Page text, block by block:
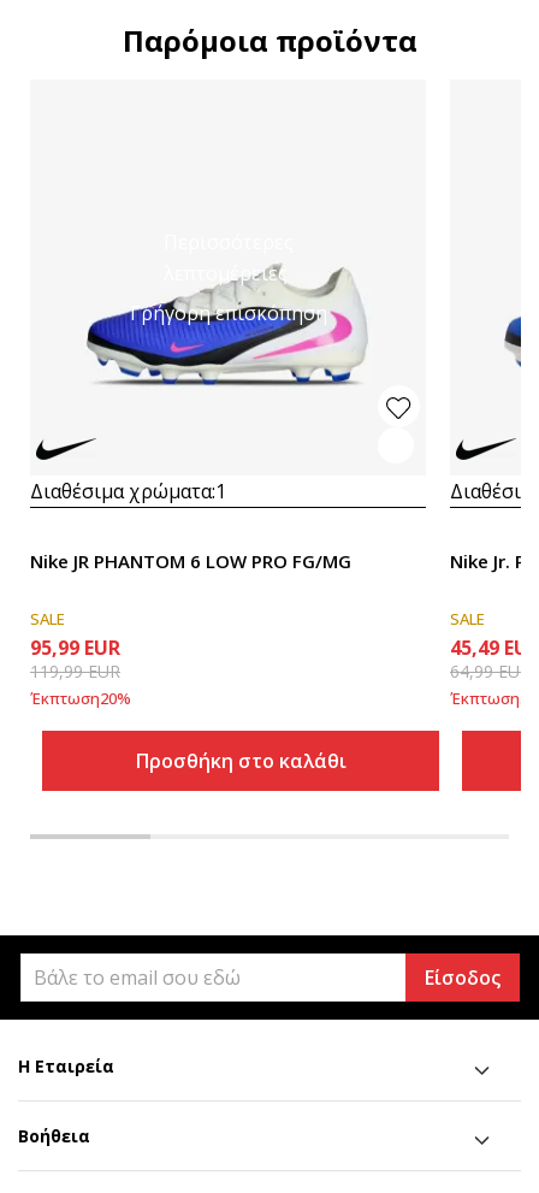
Παρόμοια προϊόντα
λεπτομέρειες
Γρήγορη επισκόπηση
Διαθέσιμα χρώματα:1
Nike JR PHANTOM 6 LOW PRO FG/MG
SALE
95,99 EUR
119,99EUR
Έκπτωση20%
Προσθήκη στο καλάθι
Nike Jr.
SALE
45,49 EUR
64,99EUR
Έκπτωση30
Είσοδος
Η Εταιρεία
Βοήθεια